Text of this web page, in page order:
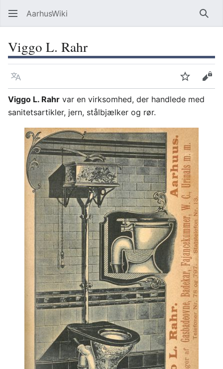
AarhusWiki Søg
Viggo L. Rahr
Sprog OvervågVis
Viggo L. Rahr var en virksomhed, der handlede med
sanitetsartikler, jern, stålbjælker og rør.